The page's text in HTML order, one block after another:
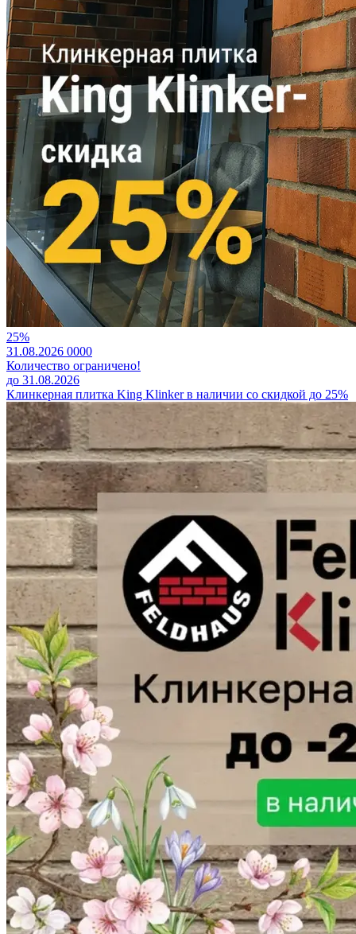
25%
31.08.2026 0000
Количество ограничено!
до 31.08.2026
Клинкерная плитка King Klinker в наличии со скидкой до 25%